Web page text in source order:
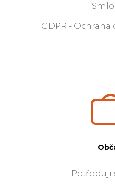
GDPR -
Potřebuji